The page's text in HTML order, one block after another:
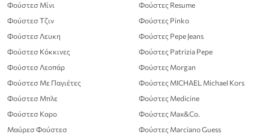
Φούστεσ Μίνι
Φούστεσ Τζιν
Φούστεσ Λευκη
Φούστεσ Κόκκινες
Φούστεσ Λεοπάρ
Φούστεσ Με Παγιέτες
Φούστεσ Μπλε
Φούστεσ Καρο
Μαύρεσ Φούστεσ
Φούστες Resume
Φούστες Pinko
Φούστες Pepe Jeans
Φούστες Patrizia Pepe
Φούστες Morgan
Φούστες MICHAEL Michael Kors
Φούστες Medicine
Φούστες Max&Co.
Φούστες Marciano Guess